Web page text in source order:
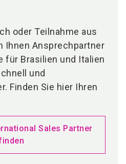
oder Teilnahme aus
Ihnen Ansprechpartner
für Brasilien und Italien
und
Finden Sie hier Ihren
Sales Partner